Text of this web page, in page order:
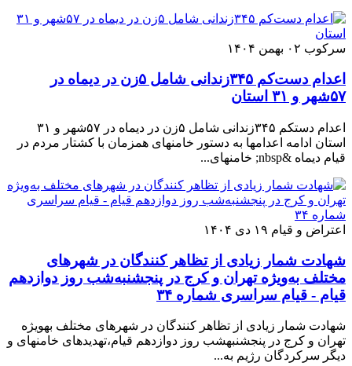
سرکوب ۰۲ بهمن ۱۴۰۴
اعدام دست‌کم ۳۴۵زندانی شامل ۵زن در دیماه در
۵۷شهر و ۳۱ استان
اعدام دستکم ۳۴۵زندانی شامل ۵زن در دیماه در ۵۷شهر و ۳۱
استان ادامه اعدامها به دستور خامنهای همزمان با کشتار مردم در
قیام دیماه &nbsp; خامنهای...
اعتراض و قیام ۱۹ دی ۱۴۰۴
شهادت شمار زیادی از تظاهر کنندگان در شهرهای
مختلف به‌ویژه تهران و کرج در پنجشنبه‌شب روز دوازدهم
قیام - قیام سراسری شماره ۳۴
شهادت شمار زیادی از تظاهر کنندگان در شهرهای مختلف بهویژه
تهران و کرج در پنجشنبهشب روز دوازدهم قیام،تهدیدهای خامنهای و
دیگر سرکردگان رژیم به...